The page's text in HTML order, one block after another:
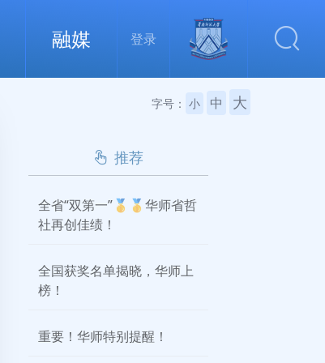
融媒 登录
字号： 小 中 大
推荐
全省“双第一”🥇🥇华师省哲
社再创佳绩！
全国获奖名单揭晓，华师上
榜！
重要！华师特别提醒！